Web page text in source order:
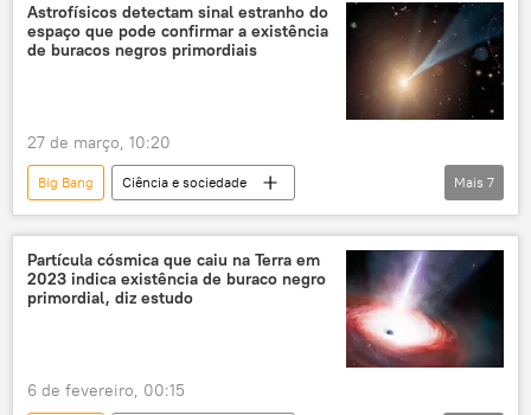
Astrofísicos detectam sinal estranho do
espaço que pode confirmar a existência
de buracos negros primordiais
27 de março, 10:20
Big Bang
Ciência e sociedade
buracos negros
Universo
colapso
astronomia
astrofísica
telescópio
Espaço
Mais 7
Partícula cósmica que caiu na Terra em
2023 indica existência de buraco negro
primordial, diz estudo
6 de fevereiro, 00:15